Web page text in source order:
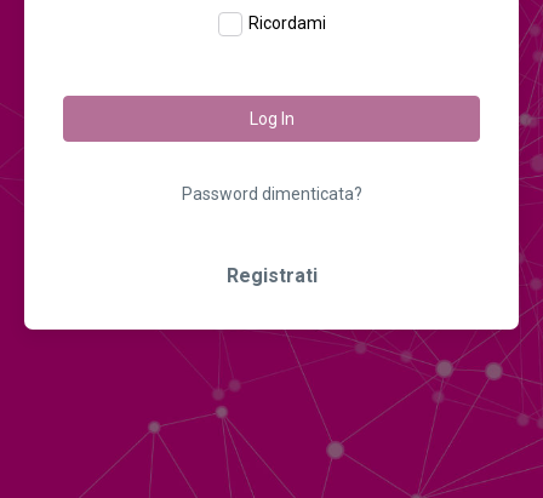
Ricordami
Log In
Password dimenticata?
Registrati